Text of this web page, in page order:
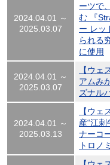
2024.04.01 ～
2025.03.07
ーツで
む 『
ー レッ
られる
に使用
2024.04.01 ～
2025.03.07
【ウェ
アムみ
ズナル
2024.04.01 ～
2025.03.13
【ウェ
産“江
ナーコ
トロノ